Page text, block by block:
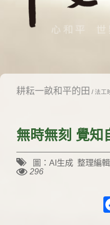
耕耘一畝和平的田 / 法工
無時無刻 覺知
圖：AI生成 整理編
296